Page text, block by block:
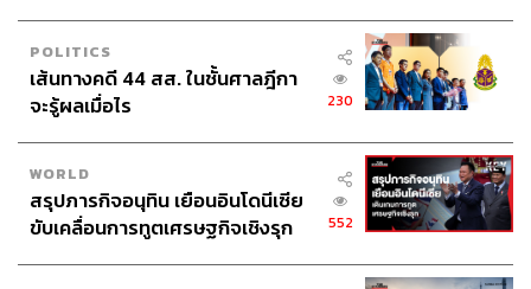
POLITICS
เส้นทางคดี 44 สส. ในชั้นศาลฎีกา
จะรู้ผลเมื่อไร
230
WORLD
สรุปภารกิจอนุทิน เยือนอินโดนีเซีย
ขับเคลื่อนการทูตเศรษฐกิจเชิงรุก
552